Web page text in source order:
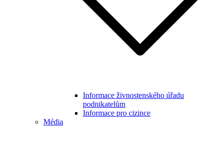
Informace živnostenského úřadu
podnikatelům
Informace pro cizince
Média